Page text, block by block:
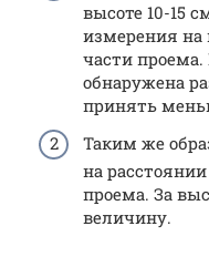
высоте 10-15
измерения на
части
обнаружена
принять
Таким же
на
проема. За
величину.